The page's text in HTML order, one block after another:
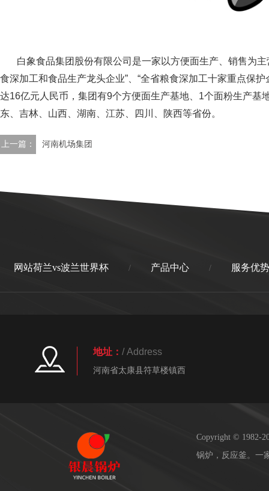
白象食品集团股份有限公司是一家以方便面生产、销售为主
食深加工和食品生产龙头企业”、“全省粮食深加工十家重点保
达16亿元人民币，集团有9个方便面生产基地、1个面粉生产
东、吉林、山西、湖南、江苏、四川、陕西等省份。
上一篇： 河南机场集团
网站荷兰vs波兰世界杯 / 产品中心 / 服务优势
地址： / Address
河南省太康县符草楼镇西
Copyright © 1982-
锅炉，反应釜。一